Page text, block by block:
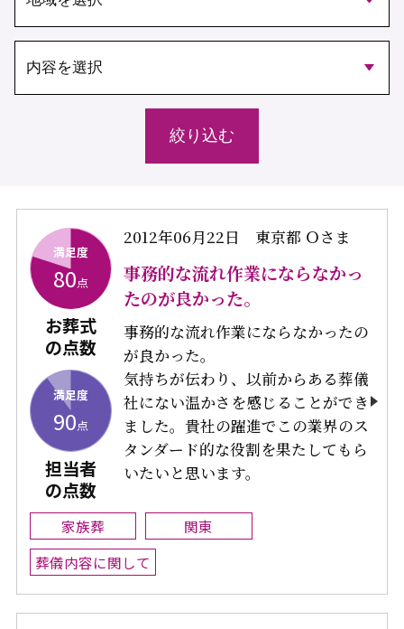
満足度
80点
お葬式
の点数
満足度
90点
担当者
の点数
2012年06月22日 東京都 Ｏさま
事務的な流れ作業にならなかっ
たのが良かった。
事務的な流れ作業にならなかったの
が良かった。
気持ちが伝わり、以前からある葬儀
社にない温かさを感じることができ
ました。貴社の躍進でこの業界のス
タンダード的な役割を果たしてもら
いたいと思います。
家族葬
関東
葬儀内容に関して